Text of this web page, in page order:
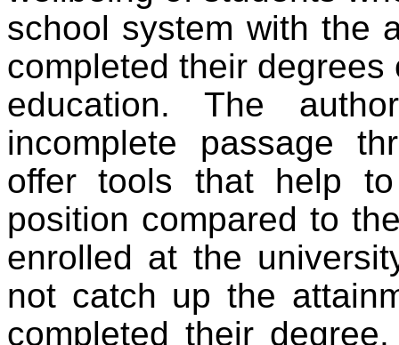
school system with the
completed their
education. The
incomplete passage
offer tools that help to
position compared to
enrolled at the
not catch up the
completed their